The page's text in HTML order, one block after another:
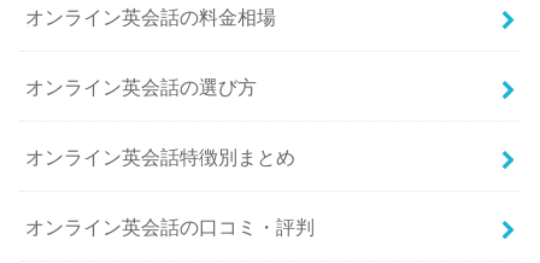
オンライン英会話の料金相場
オンライン英会話の選び方
オンライン英会話特徴別まとめ
オンライン英会話の口コミ・評判